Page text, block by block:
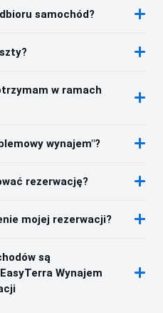
samochód?
w ramach
wynajem"?
rezerwację?
mojej rezerwacji?
są
Wynajem